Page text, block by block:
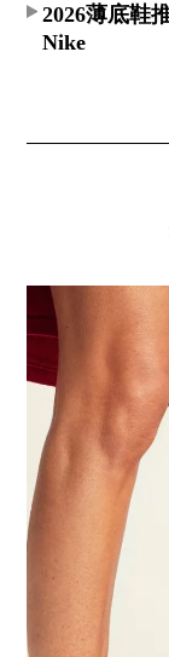
2026薄底鞋
Nike